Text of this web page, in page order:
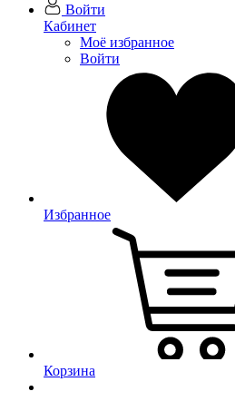
Войти
Кабинет
Моё избранное
Войти
Избранное
Корзина